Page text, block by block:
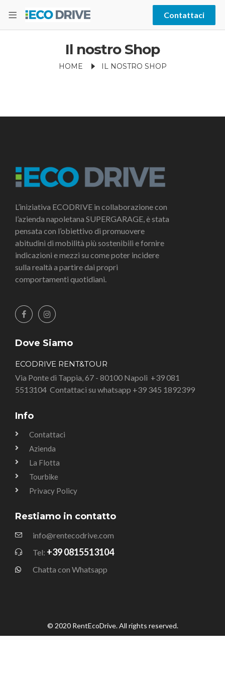
Contattaci
Il nostro Shop
HOME IL NOSTRO SHOP
L’iniziativa ECODRIVE in collaborazione con
l’azienda napoletana SUPERGARAGE, è stata
pensata con l’obiettivo di promuovere
abitudini di mobilità più sostenibili e fornire
indicazioni e mezzi su come poter incidere
sulla realtà a partire dai propri
comportamenti quotidiani.
Dove Siamo
ECODRIVE RENT&TOUR
Via Ponte di Tappia, 67 - 80100 Napoli +39 081
5513104 Contattaci su whatsapp +39 345 1892399
Info
Contattaci
Azienda
La Flotta
Tourbike
Privacy Policy
Restiamo in contatto
info@rentecodrive.com
Tel: +39 0815513104
Chatta con Whatsapp
© 2020 RentEcoDrive. All rights reserved.